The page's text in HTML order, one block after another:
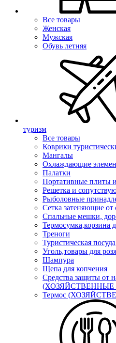
Все товары
Женская
Мужская
Обувь летняя
туризм
Все товары
Коврики
Мангалы
Охлаждающие
Палатки
Портативные плиты
Решетка и
Рыболовные
Сетка затеняющие
Спальные мешки,
Термосумка,корзина
Треноги
Туристическая посуда
Уголь,товары для
Шампура
Щепа для копчения
Средства защиты от
(ХОЗЯЙСТВЕННЫЕ
Термос